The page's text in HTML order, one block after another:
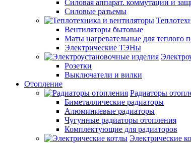
Силовая аппарат. коммутации и
Силовые разъемы
Вентиляторы бытовые
Маты нагревательные для теплого
Электрические ТЭНы
Розетки
Выключатели и вилки
Отопление
Радиаторы
Биметаллические радиаторы
Алюминиевые радиаторы
Чугунные радиаторы отопления
Комплектующие для радиаторов
Электрические